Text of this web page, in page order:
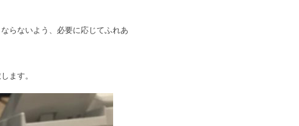
らないよう、必要に応じてふれあ
ます。